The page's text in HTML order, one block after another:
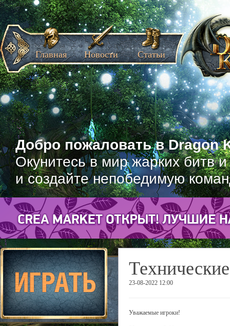
Добро пожаловать в Dragon
Окунитесь в мир жарких битв
и создайте непобедимую
Главная Новости Статьи
23-08-2022 12:00
Уважаемые игроки!